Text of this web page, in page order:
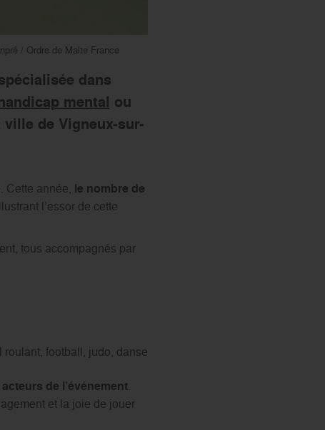
/ Ordre de Malte France
dans
mental ou
de Vigneux-sur-
Cette année, le nombre de
l’essor de cette
tous accompagnés par
football, judo, danse
de l’événement.
et la joie de jouer